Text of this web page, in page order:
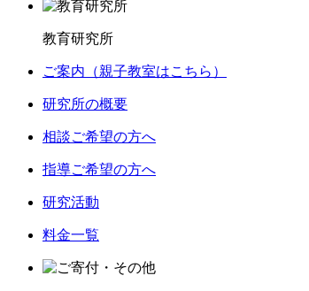
教育研究所
ご案内（親子教室はこちら）
研究所の概要
相談ご希望の方へ
指導ご希望の方へ
研究活動
料金一覧